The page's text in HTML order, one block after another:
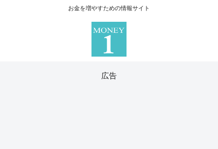
お金を増やすための情報サイト
広告